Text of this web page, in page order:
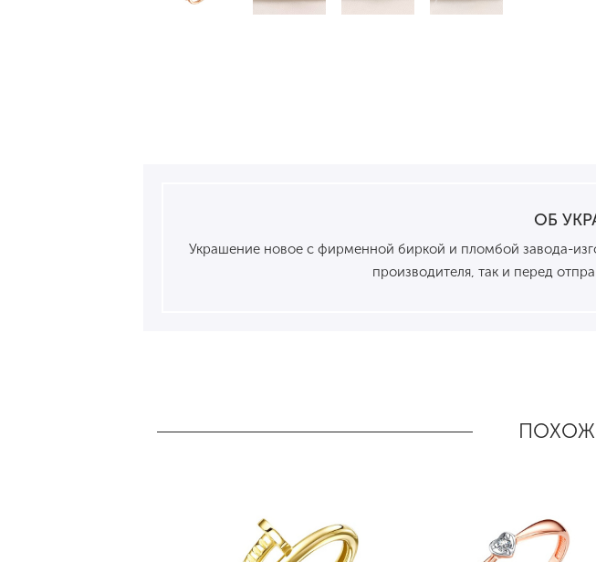
ОБ
Украшение новое с фирменной биркой и пломбой завода-
производителя, так и перед